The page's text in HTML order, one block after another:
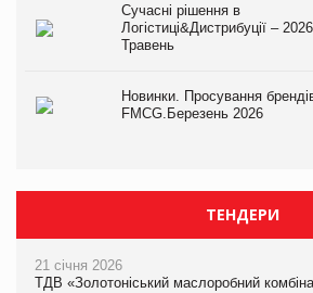
Сучасні рішення в
Логістиці&Дистрибуції – 2026.
Травень
Новинки. Просування
FMCG.Березень 2026
ТЕНДЕРИ
21 січня 2026
ТДВ «Золотоніський маслоробний